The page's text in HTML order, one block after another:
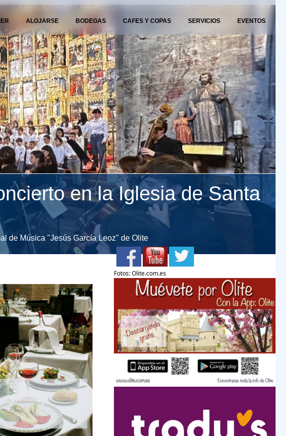
ALOJARSE BODEGAS CAFES Y COPAS SERVICIOS EVENTOS
en la Iglesia de Santa
de Música "Jesús García Leoz" de Olite
Fotos: Olite.com.es